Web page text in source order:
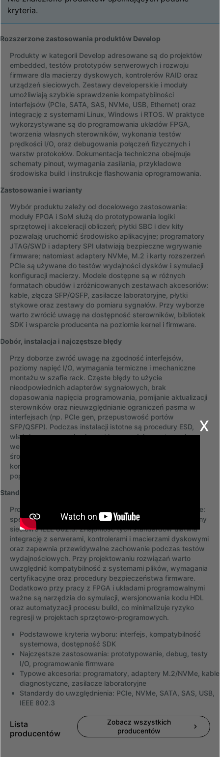
kryteria.
Rozszerzone zastosowania produktów Develop
Produkty w kategorii Develop adresowane są do projektów
embedded, testów prototypów serwerowych i rozwoju
firmware dla macierzy dyskowych, kontrolerów RAID oraz
urządzeń sieciowych. Zestawy developerskie i moduły
umożliwiają szybkie sprawdzenie kompatybilności
interfejsów (PCIe, SATA, SAS, NVMe, USB, Ethernet) oraz
integrację z systemami Linux, Windows i RTOS. W praktyce
wykorzystywane są do programowania układów FPGA,
tworzenia własnych sterowników, wykonania testów
prędkości I/O, oraz debugowania połączeń fizycznych i
warstw protokołów. Dokumentacja techniczna obejmuje
schematy pinout, wymagania zasilania, przykładowe
środowiska build i instrukcje flashowania oprogramowania.
Zastosowanie i warianty
Wybór produktu zależy od docelowego zastosowania:
moduły FPGA i SoM służą do prototypowania logiki
sprzętowej i akceleracji obliczeń; płytki SBC i dev kity
pozwalają uruchomić środowisko aplikacyjne; programatory
JTAG/SWD i adaptery SPI ułatwiają bezpieczne wgrywanie
firmware; natomiast adaptery NVMe, M.2 i karty rozszerzeń
PCIe są używane do testów wydajności dysków i symulacji
konfiguracji macierzy. Modele dostępne są w różnych
formatach obudów i zróżnicowanych zestawach akcesoriów:
kable, złącza SFP/QSFP, zasilacze laboratoryjne, płytki
stykowe oraz zestawy do pomiaru sygnałów. Przy wyborze
warto zwrócić uwagę na dostępność sterowników, bibliotek
SDK i wsparcie producenta na poziomie kernel i firmware.
Dobór, instalacja i najczęstsze błędy
Przy doborze zwróć uwagę na zgodność interfejsów,
poziomy napięć I/O, wymagania termiczne i mechaniczne
montażu w szafie rack. Częste błędy to użycie
nieodpowiednich adapterów sygnałowych, brak
dopasowania napięcia programowania, pomijanie aktualizacji
sterowników oraz nieuwzględnianie ograniczeń pasma w
interfejsach (np. PCIe gen, przepustowość portów
SFP/QSFP). Podczas instalacji istotne są procedury ESD,
właściwe mocowanie elementów oraz dokumentowanie
wersji firmware i sterowników. Warto też planować
środowisko testowe z rejestracją logów, kopią zapasową
konfiguracji oraz możliwością łatwego powrotu do
poprzednich wersji oprogramowania.
Standardy, zgodność i integracja
Produkty Develop spełniają istotne standardy przemysłowe:
specyfikacje PCI-SIG, NVMe, SATA, SAS, USB-IF oraz normy
sieciowe IEEE 802.3. Znajomość tych standardów ułatwia
integrację z serwerami, kontrolerami i macierzami dyskowymi
oraz zapewnia przewidywalne zachowanie podczas testów
wydajnościowych. Przy projektowaniu rozwiązań warto
uwzględnić kompatybilność z systemami plików, wymagania
certyfikacyjne oraz procedury bezpieczeństwa firmware.
Dodatkowo przy pracy z FPGA i układami programowalnymi
ważne są narzędzia do symulacji, wersjonowania kodu HDL
oraz automatyzacji procesu build, co minimalizuje ryzyko
regresji w projektach sprzętowo-programowych.
Podstawowe kryteria wyboru: interfejs, kompatybilność
systemowa, dostępność SDK
Najczęstsze zastosowania: prototypowanie, debug, testy
I/O, programowanie firmware
Typowe akcesoria: programatory, adaptery M.2/NVMe, kable
diagnostyczne, zasilacze laboratoryjne
Standardy do uwzględnienia: PCIe, NVMe, SATA, SAS, USB,
IEEE 802.3
Lista
producentów
Zobacz wszystkich
producentów
x